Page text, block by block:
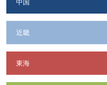
中国
近畿
東海